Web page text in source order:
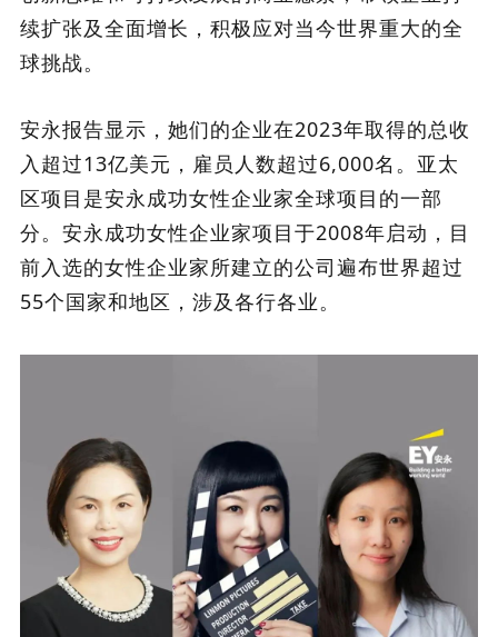
续扩张及全面增长，积极应对当今世界重大的全
球挑战。
安永报告显示，她们的企业在2023年取得的总收
入超过13亿美元，雇员人数超过6,000名。亚太
区项目是安永成功女性企业家全球项目的一部
分。安永成功女性企业家项目于2008年启动，目
前入选的女性企业家所建立的公司遍布世界超过
55个国家和地区，涉及各行各业。